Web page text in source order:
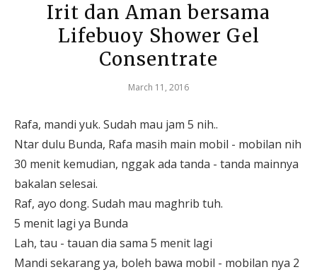
Irit dan Aman bersama
Lifebuoy Shower Gel
Consentrate
March 11, 2016
Rafa, mandi yuk. Sudah mau jam 5 nih..
Ntar dulu Bunda, Rafa masih main mobil - mobilan nih
30 menit kemudian, nggak ada tanda - tanda mainnya
bakalan selesai.
Raf, ayo dong. Sudah mau maghrib tuh.
5 menit lagi ya Bunda
Lah, tau - tauan dia sama 5 menit lagi
Mandi sekarang ya, boleh bawa mobil - mobilan nya 2